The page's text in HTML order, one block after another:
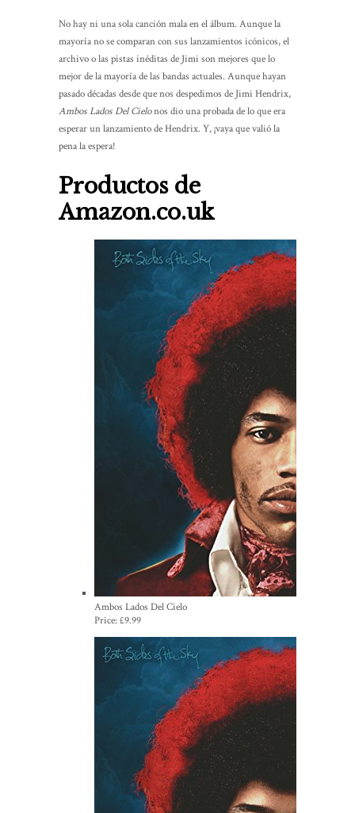
No hay ni una sola canción mala en el álbum. Aunque la
mayoría no se comparan con sus lanzamientos icónicos, el
archivo o las pistas inéditas de Jimi son mejores que lo
mejor de la mayoría de las bandas actuales. Aunque hayan
pasado décadas desde que nos despedimos de Jimi Hendrix,
Ambos Lados Del Cielonos dio una probada de lo que era
esperar un lanzamiento de Hendrix. Y, ¡vaya que valió la
pena la espera!
Productos de
Amazon.co.uk
Ambos Lados Del Cielo
Price:£9.99